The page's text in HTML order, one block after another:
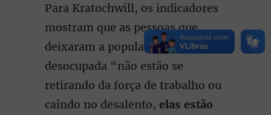
Para Kratochwill, os indicadores
mostram que as pessoas que
deixaram a população
desocupada “não estão se
retirando da força de trabalho ou
caindo no desalento, elas estão